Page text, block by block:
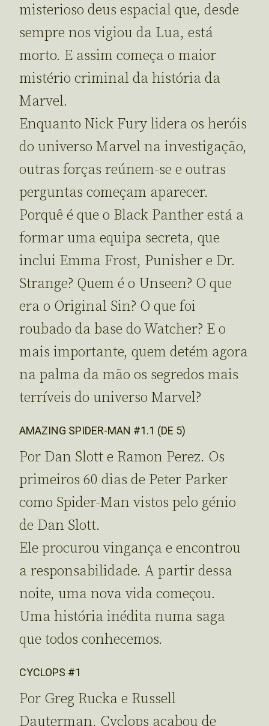
misterioso deus espacial que, desde
sempre nos vigiou da Lua, está
morto. E assim começa o maior
mistério criminal da história da
Marvel.
Enquanto Nick Fury lidera os heróis
do universo Marvel na investigação,
outras forças reúnem-se e outras
perguntas começam aparecer.
Porquê é que o Black Panther está a
formar uma equipa secreta, que
inclui Emma Frost, Punisher e Dr.
Strange? Quem é o Unseen? O que
era o Original Sin? O que foi
roubado da base do Watcher? E o
mais importante, quem detém agora
na palma da mão os segredos mais
terríveis do universo Marvel?
AMAZING SPIDER-MAN #1.1 (DE 5)
Por Dan Slott e Ramon Perez. Os
primeiros 60 dias de Peter Parker
como Spider-Man vistos pelo génio
de Dan Slott.
Ele procurou vingança e encontrou
a responsabilidade. A partir dessa
noite, uma nova vida começou.
Uma história inédita numa saga
que todos conhecemos.
CYCLOPS #1
Por Greg Rucka e Russell
Dauterman. Cyclops acabou de